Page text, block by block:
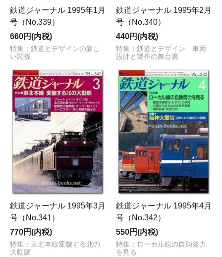
鉄道ジャーナル 1995年1月
号（No.339）
660円(内税)
特集：鉄道とデザインの新し
い関係
鉄道ジャーナル 1995年2月
号（No.340）
440円(内税)
特集：鉄道とデザイン 車両
設計と製作の舞台裏
鉄道ジャーナル 1995年3月
号（No.341）
770円(内税)
特集：東北本線変貌する北の
大動脈
鉄道ジャーナル 1995年4月
号（No.342）
550円(内税)
特集：ローカル線の自助努力
を見る